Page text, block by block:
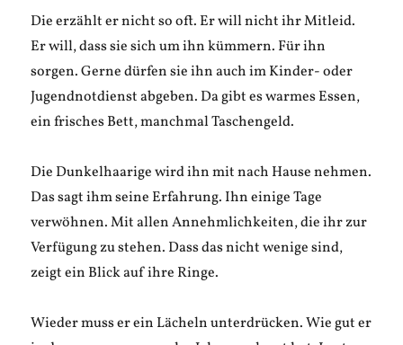
Die erzählt er nicht so oft. Er will nicht ihr Mitleid.
Er will, dass sie sich um ihn kümmern. Für ihn
sorgen. Gerne dürfen sie ihn auch im Kinder- oder
Jugendnotdienst abgeben. Da gibt es warmes Essen,
ein frisches Bett, manchmal Taschengeld.
Die Dunkelhaarige wird ihn mit nach Hause nehmen.
Das sagt ihm seine Erfahrung. Ihn einige Tage
verwöhnen. Mit allen Annehmlichkeiten, die ihr zur
Verfügung zu stehen. Dass das nicht wenige sind,
zeigt ein Blick auf ihre Ringe.
Wieder muss er ein Lächeln unterdrücken. Wie gut er